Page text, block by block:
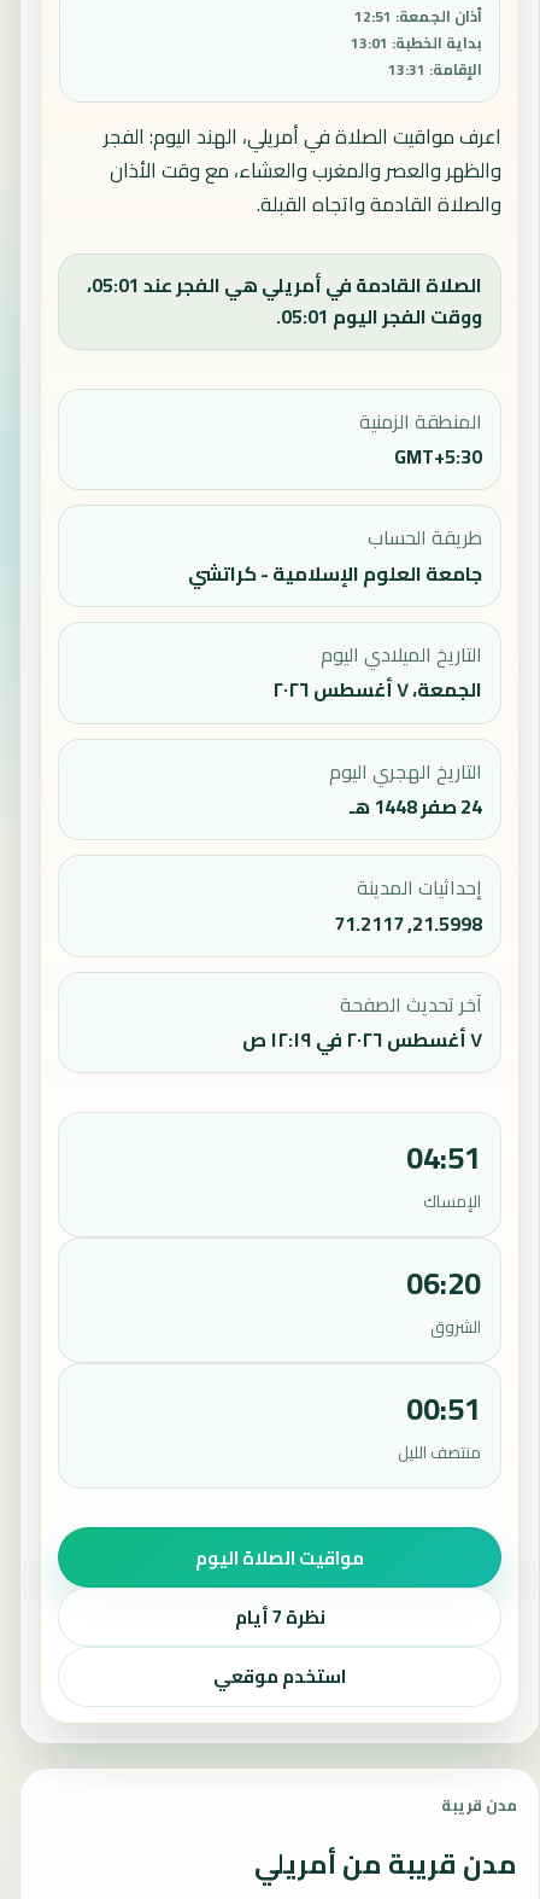
أذان الجمعة:
12:51
بداية الخطبة:
13:01
الإقامة:
13:31
اعرف مواقيت الصلاة في أمريلي، الهند اليوم: الفجر
والظهر والعصر والمغرب والعشاء، مع وقت الأذان
والصلاة القادمة واتجاه القبلة.
الصلاة القادمة في أمريلي هي الفجر عند 05:01،
ووقت الفجر اليوم 05:01.
المنطقة الزمنية
GMT+5:30
طريقة الحساب
جامعة العلوم الإسلامية - كراتشي
التاريخ الميلادي اليوم
الجمعة، ٧ أغسطس ٢٠٢٦
التاريخ الهجري اليوم
24 صفر 1448 هـ
إحداثيات المدينة
21.5998, 71.2117
آخر تحديث الصفحة
٧ أغسطس ٢٠٢٦ في ١٢:١٩ ص
04:51
الإمساك
06:20
الشروق
00:51
منتصف الليل
مواقيت الصلاة اليوم
نظرة 7 أيام
استخدم موقعي
مدن قريبة
مدن قريبة من أمريلي